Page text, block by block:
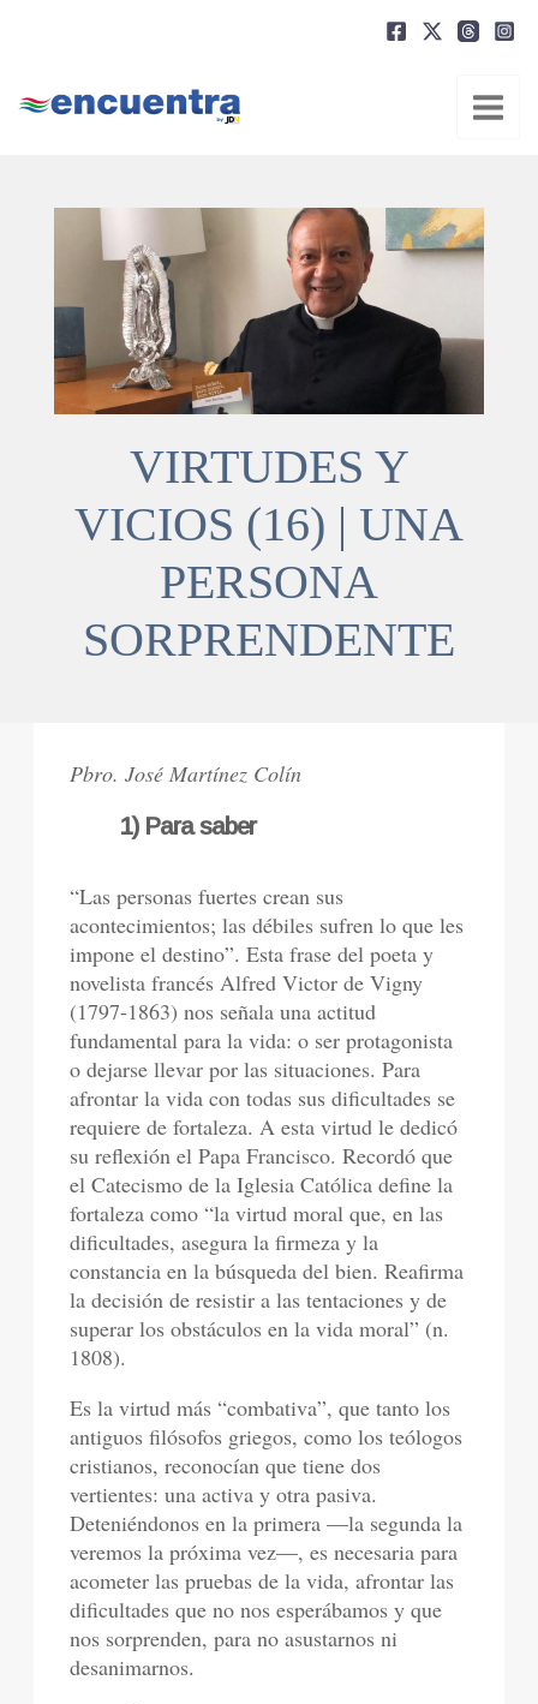
VIRTUDES Y
VICIOS (16) | UNA
PERSONA
SORPRENDENTE
Pbro. José Martínez Colín
1) Para saber
“Las personas fuertes crean sus
acontecimientos; las débiles sufren lo que les
impone el destino”. Esta frase del poeta y
novelista francés Alfred Victor de Vigny
(1797-1863) nos señala una actitud
fundamental para la vida: o ser protagonista
o dejarse llevar por las situaciones. Para
afrontar la vida con todas sus dificultades se
requiere de fortaleza. A esta virtud le dedicó
su reflexión el Papa Francisco. Recordó que
el Catecismo de la Iglesia Católica define la
fortaleza como “la virtud moral que, en las
dificultades, asegura la firmeza y la
constancia en la búsqueda del bien. Reafirma
la decisión de resistir a las tentaciones y de
superar los obstáculos en la vida moral” (n.
1808).
Es la virtud más “combativa”, que tanto los
antiguos filósofos griegos, como los teólogos
cristianos, reconocían que tiene dos
vertientes: una activa y otra pasiva.
Deteniéndonos en la primera—la segunda la
veremos la próxima vez—, es necesaria para
acometer las pruebas de la vida, afrontar las
dificultades que no nos esperábamos y que
nos sorprenden, para no asustarnos ni
desanimarnos.